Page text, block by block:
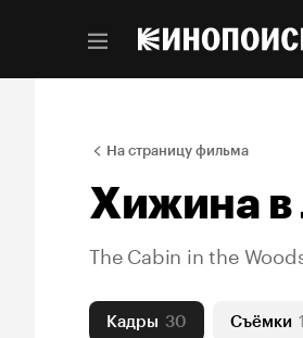
На страницу фильма
Хижина в
The Cabin in the
Кадры 30 Съёмки 1